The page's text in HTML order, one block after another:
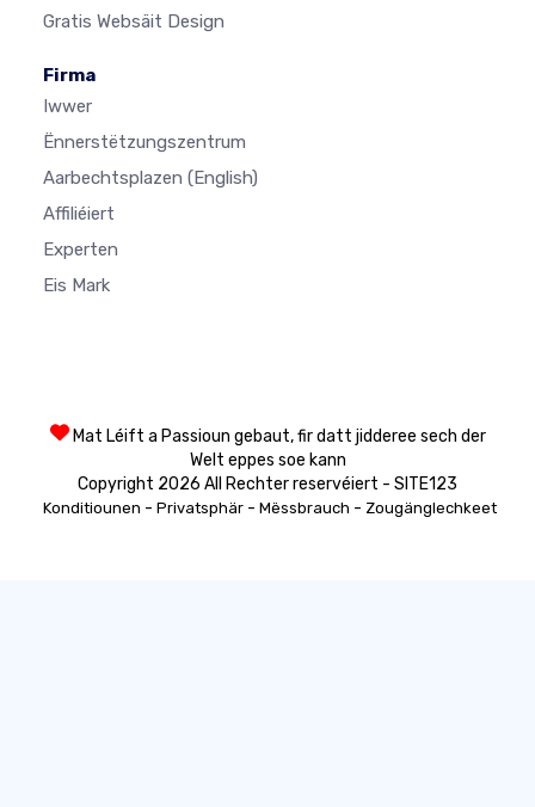
Gratis Websäit Design
Firma
Iwwer
Ënnerstëtzungszentrum
Aarbechtsplazen (English)
Affiliéiert
Experten
Eis Mark
Mat Léift a Passioun gebaut, fir datt jidderee sech der
Welt eppes soe kann
Copyright 2026 All Rechter reservéiert - SITE123
Konditiounen - Privatsphär - Mëssbrauch - Zougänglechkeet